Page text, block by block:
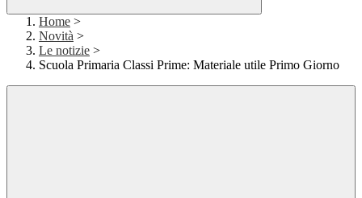
Home >
Novità >
Le notizie >
Scuola Primaria Classi Prime: Materiale utile Primo Giorno